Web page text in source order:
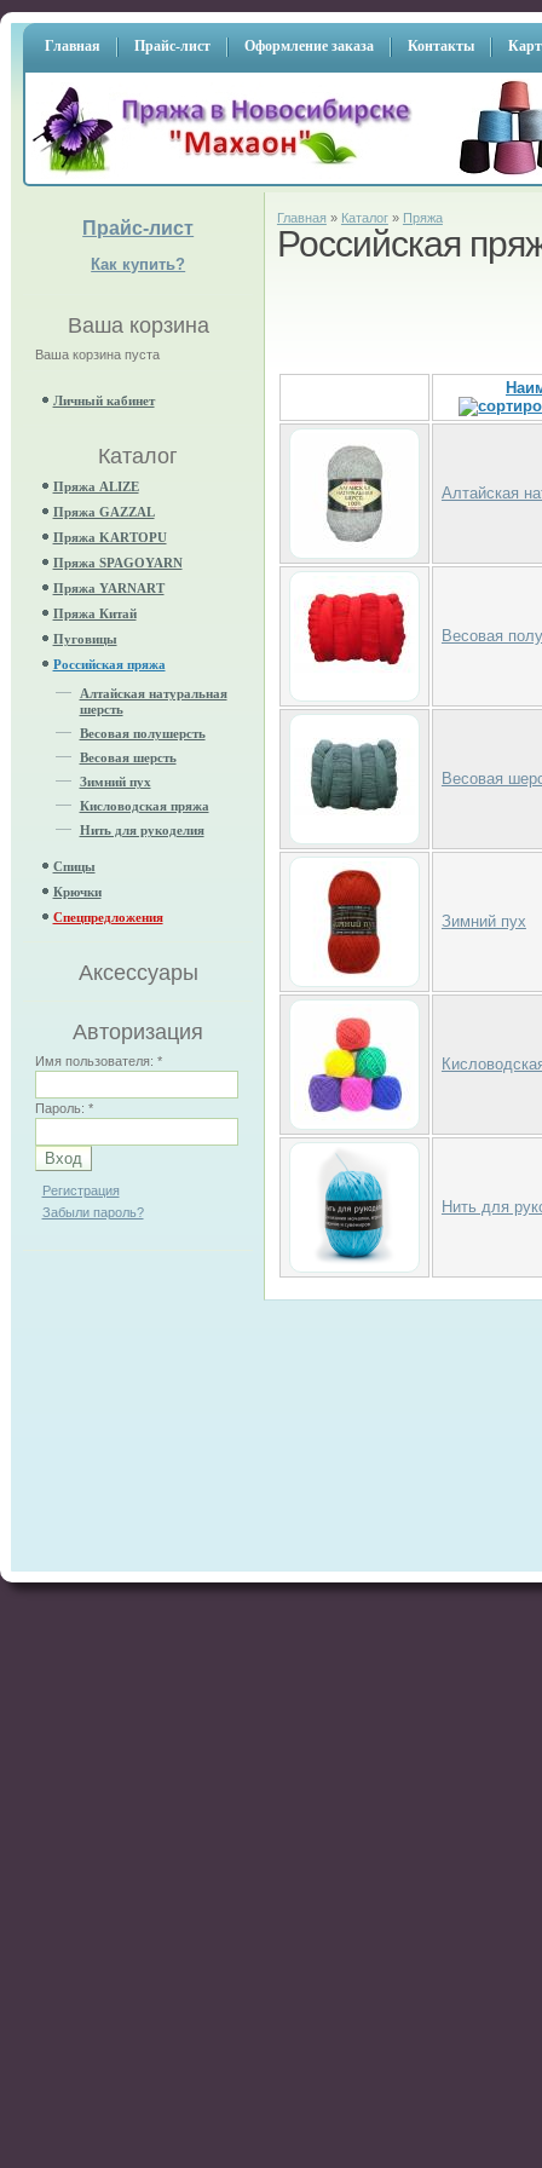
Главная Прайс-лист Оформление заказа Контакты
Прайс-лист
Как купить?
Ваша корзина
Ваша корзина пуста
Личный кабинет
Каталог
Пряжа ALIZE
Пряжа GAZZAL
Пряжа KARTOPU
Пряжа SPAGOYARN
Пряжа YARNART
Пряжа Китай
Пуговицы
Российская пряжа
Алтайская натуральная
шерсть
Весовая полушерсть
Весовая шерсть
Зимний пух
Кисловодская пряжа
Нить для рукоделия
Спицы
Крючки
Спецпредложения
Аксессуары
Авторизация
Имя пользователя: *
Пароль: *
Регистрация
Забыли пароль?
Главная » Каталог» Пряжа
Российская
Алтайская
Весовая
Весовая
Зимний пух
Нить для